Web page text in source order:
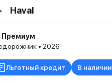
Haval
Премиум
• 2026
Льготный кредит В наличии